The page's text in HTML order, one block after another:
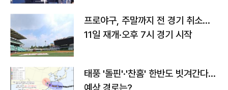
프로야구, 주말까지 전 경기 취소…
11일 재개·오후 7시 경기 시작
태풍 '돌핀'·'찬홈' 한반도 빗겨간다…